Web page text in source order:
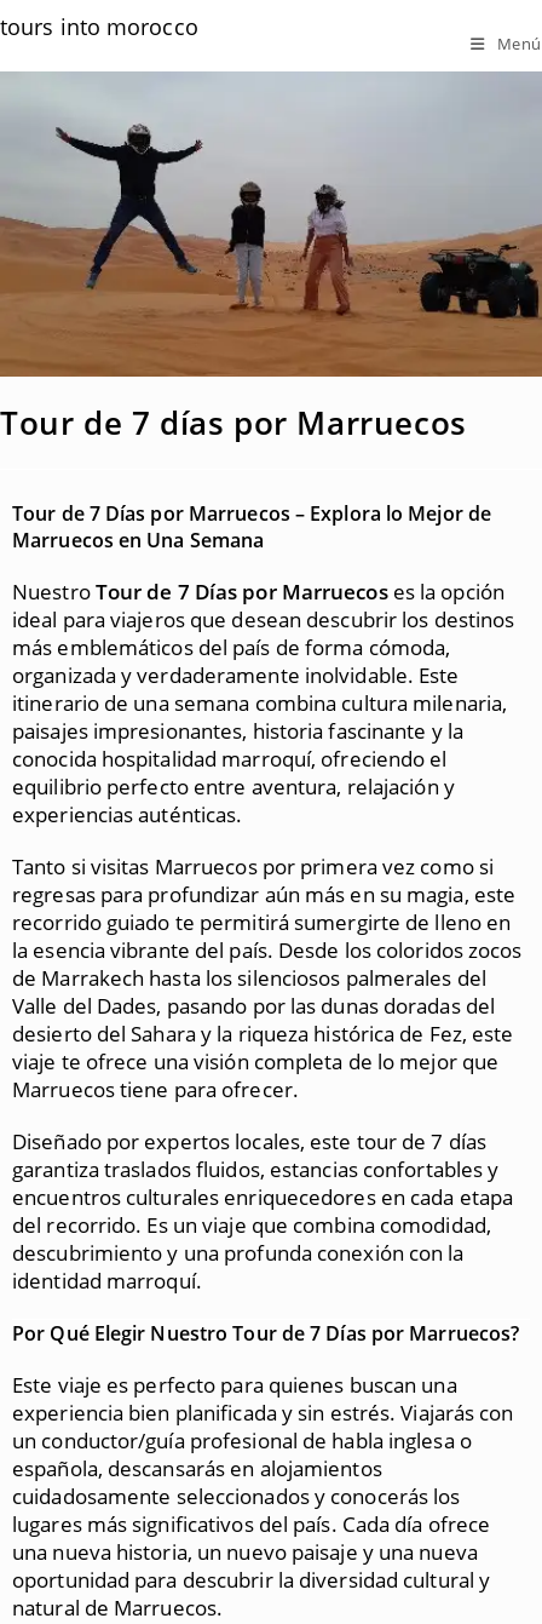
tours into morocco
Menú
Tour de 7 días por Marruecos
Tour de 7 Días por Marruecos – Explora lo Mejor de
Marruecos en Una Semana
NuestroTour de 7 Días por Marruecoses la opción
ideal para viajeros que desean descubrir los destinos
más emblemáticos del país de forma cómoda,
organizada y verdaderamente inolvidable. Este
itinerario de una semana combina cultura milenaria,
paisajes impresionantes, historia fascinante y la
conocida hospitalidad marroquí, ofreciendo el
equilibrio perfecto entre aventura, relajación y
experiencias auténticas.
Tanto si visitas Marruecos por primera vez como si
regresas para profundizar aún más en su magia, este
recorrido guiado te permitirá sumergirte de lleno en
la esencia vibrante del país. Desde los coloridos zocos
de Marrakech hasta los silenciosos palmerales del
Valle del Dades, pasando por las dunas doradas del
desierto del Sahara y la riqueza histórica de Fez, este
viaje te ofrece una visión completa de lo mejor que
Marruecos tiene para ofrecer.
Diseñado por expertos locales, este tour de 7 días
garantiza traslados fluidos, estancias confortables y
encuentros culturales enriquecedores en cada etapa
del recorrido. Es un viaje que combina comodidad,
descubrimiento y una profunda conexión con la
identidad marroquí.
Por Qué Elegir Nuestro Tour de 7 Días por Marruecos?
Este viaje es perfecto para quienes buscan una
experiencia bien planificada y sin estrés. Viajarás con
un conductor/guía profesional de habla inglesa o
española, descansarás en alojamientos
cuidadosamente seleccionados y conocerás los
lugares más significativos del país. Cada día ofrece
una nueva historia, un nuevo paisaje y una nueva
oportunidad para descubrir la diversidad cultural y
natural de Marruecos.